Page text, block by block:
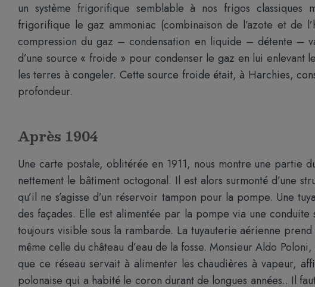
un système frigorifique semblable à nos frigos
frigorifique le gaz ammoniac (combinaison de l’azote et de
compression du gaz – condensation en liquide – détente –
d’une source « froide » pour condenser le gaz en lui enlevant
les terres à congeler. Cette source froide était, à Harchies,
profondeur.
Après 1904
Une carte postale, oblitérée en 1911, nous montre une partie
nettement le bâtiment octogonal. Il est alors surmonté d’une
qu’il ne s’agisse d’un réservoir tampon pour la pompe. Une
des façades. Elle est alimentée par la pompe via une
toujours visible sous la rambarde. La tuyauterie aérienne
même celle du château d’eau de la fosse. Monsieur Aldo
que ce réseau servait à alimenter les chaudières à vapeur,
polonaise qui a habité le coron durant de longues années.. Il